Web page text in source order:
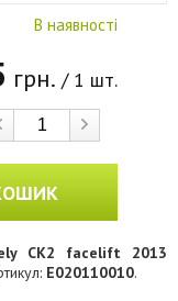
В наявності
грн. / 1 шт.
CK2 facelift 2013
E020110010.